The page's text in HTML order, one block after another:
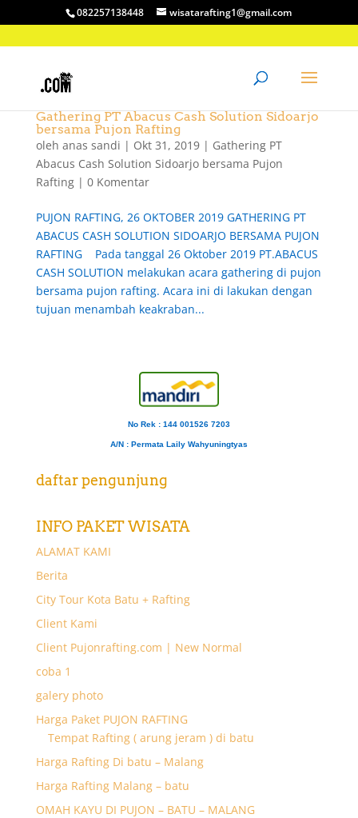
082257138448 wisatarafting1@gmail.com
Gathering PT Abacus Cash Solution Sidoarjo
bersama Pujon Rafting
oleh anas sandi | Okt 31, 2019| Gathering PT
Abacus Cash Solution Sidoarjo bersama Pujon
Rafting| 0 Komentar
PUJON RAFTING, 26 OKTOBER 2019 GATHERING PT
ABACUS CASH SOLUTION SIDOARJO BERSAMA PUJON
RAFTING Pada tanggal 26 Oktober 2019 PT.ABACUS
CASH SOLUTION melakukan acara gathering di pujon
bersama pujon rafting. Acara ini di lakukan dengan
tujuan menambah keakraban...
No Rek : 144 001526 7203
A/N : Permata Laily Wahyuningtyas
daftar pengunjung
INFO PAKET WISATA
ALAMAT KAMI
Berita
City Tour Kota Batu + Rafting
Client Kami
Client Pujonrafting.com | New Normal
coba 1
galery photo
Harga Paket PUJON RAFTING
Tempat Rafting ( arung jeram ) di batu
Harga Rafting Di batu – Malang
Harga Rafting Malang – batu
OMAH KAYU DI PUJON – BATU – MALANG